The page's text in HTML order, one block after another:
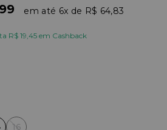
6x R$ 64,83
R$ 19,45 em Cashback
16